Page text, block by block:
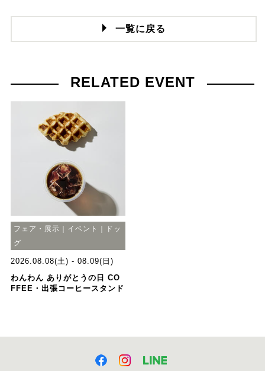
一覧に戻る
RELATED EVENT
フェア・展示｜イベント｜ドッ
グ
2026.08.08(土) - 08.09(日)
わんわん ありがとうの日 CO
FFEE・出張コーヒースタンド